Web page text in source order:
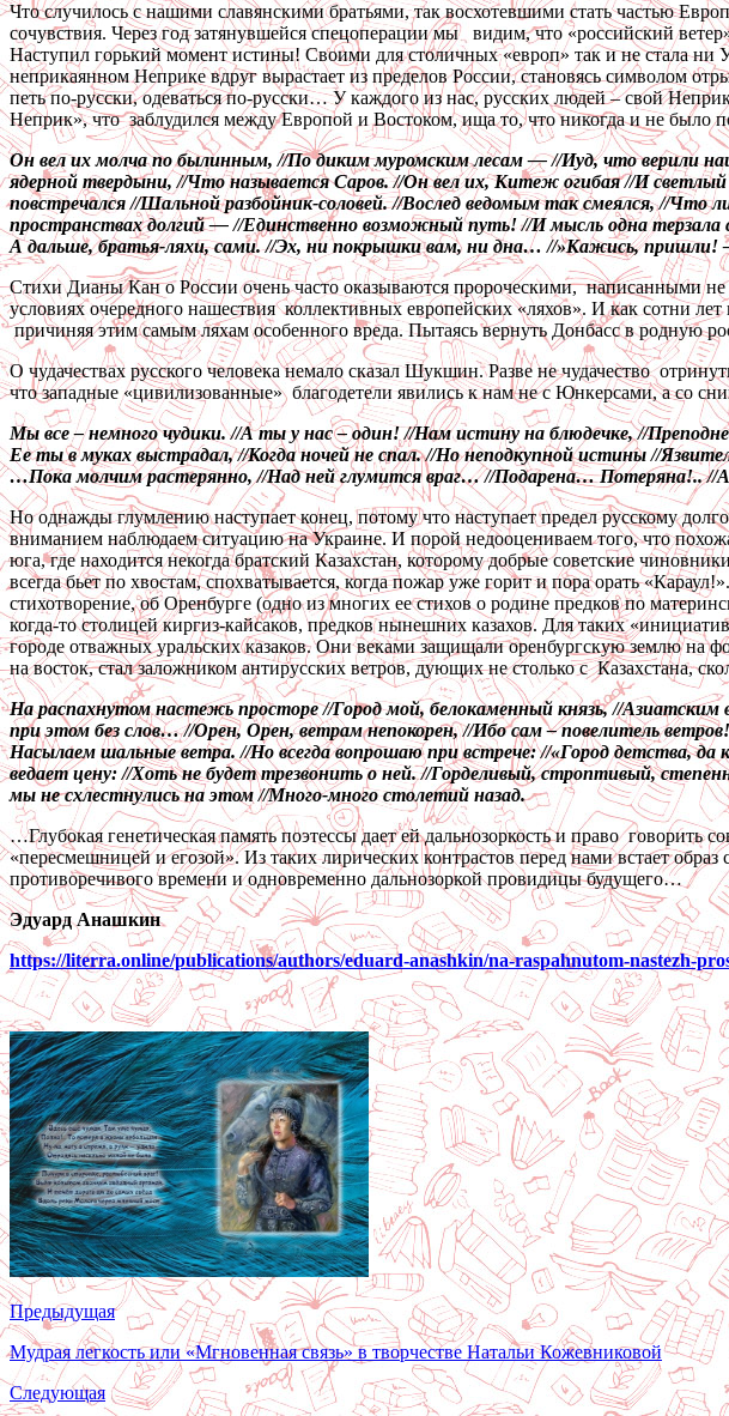
Что случилось с нашими славянскими братьями, так восхотевшими стать частью
сочувствия. Через год затянувшейся спецоперации мы видим, что «российский
Наступил горький момент истины! Своими для столичных «европ» так и не стала
неприкаянном Неприке вдруг вырастает из пределов России, становясь символом
петь по-русски, одеваться по-русски… У каждого из нас, русских людей – свой
Неприк», что заблудился между Европой и Востоком, ища то, что никогда и не было
Он вел их молча по былинным, //По диким муромским лесам — //Иуд, что верили
ядерной твердыни, //Что называется Саров. //Он вел их, Китеж огибая //И
повстречался //Шальной разбойник-соловей. //Вослед ведомым так смеялся, //Что
пространствах долгий — //Единственно возможный путь! //И мысль одна
А дальше, братья-ляхи, сами. //Эх, ни покрышки вам, ни дна… //»Кажись,
Стихи Дианы Кан о России очень часто оказываются пророческими, написанными
условиях очередного нашествия коллективных европейских «ляхов». И как сотни
причиняя этим самым ляхам особенного вреда. Пытаясь вернуть Донбасс в родную
О чудачествах русского человека немало сказал Шукшин. Разве не чудачество
что западные «цивилизованные» благодетели явились к нам не с Юнкерсами, а со
Мы все – немного чудики. //А ты у нас – один! //Нам истину на блюдечке, //
Ее ты в муках выстрадал, //Когда ночей не спал. //Но неподкупной истины //
…Пока молчим растерянно, //Над ней глумится враг… //Подарена… Потеряна!.. //А
Но однажды глумлению наступает конец, потому что наступает предел русскому
вниманием наблюдаем ситуацию на Украине. И порой недооцениваем того, что
юга, где находится некогда братский Казахстан, которому добрые советские
всегда бьет по хвостам, спохватывается, когда пожар уже горит и пора орать
стихотворение, об Оренбурге (одно из многих ее стихов о родине предков по
когда-то столицей киргиз-кайсаков, предков нынешних казахов. Для таких
городе отважных уральских казаков. Они веками защищали оренбургскую землю на
на восток, стал заложником антирусских ветров, дующих не столько с Казахстана,
На распахнутом настежь просторе //Город мой, белокаменный князь, //
при этом без слов… //Орен, Орен, ветрам непокорен, //Ибо сам – повелитель
Насылаем шальные ветра. //Но всегда вопрошаю при встрече: //«Город детства,
ведает цену: //Хоть не будет трезвонить о ней. //Горделивый, строптивый,
мы не схлестнулись на этом //Много-много столетий назад.
…Глубокая генетическая память поэтессы дает ей дальнозоркость и право
«пересмешницей и егозой». Из таких лирических контрастов перед нами встает
противоречивого времени и одновременно дальнозоркой провидицы будущего…
Эдуард Анашкин
https://literra.online/publications/authors/eduard-anashkin/na-raspahnutom-nastezh-
Предыдущая
Мудрая легкость или «Мгновенная связь» в творчестве Натальи Кожевниковой
Следующая